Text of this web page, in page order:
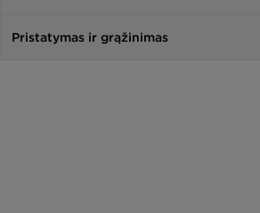
Pristatymas ir grąžinimas